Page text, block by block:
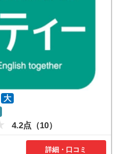
大
4.2点（10）
詳細・口コミ